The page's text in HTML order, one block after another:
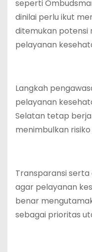
seperti
dinilai perlu ikut
ditemukan potensi
pelayanan
Langkah
pelayanan
Selatan tetap
menimbulkan
Transparansi
agar pelayanan
benar
sebagai prioritas